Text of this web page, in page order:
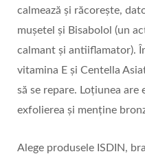
calmează și răcorește,
mușetel și Bisabolol (un
calmant și antiiflamator).
vitamina E și Centella
să se repare. Loțiunea
exfolierea și menține
Alege produsele ISDIN,